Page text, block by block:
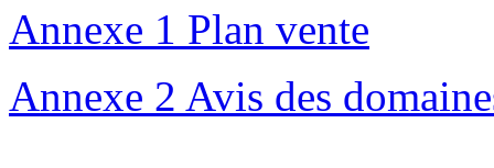
Annexe 1 Plan vente
Annexe 2 Avis des